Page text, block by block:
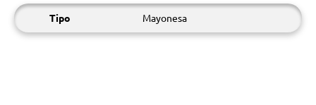
Tipo Mayonesa